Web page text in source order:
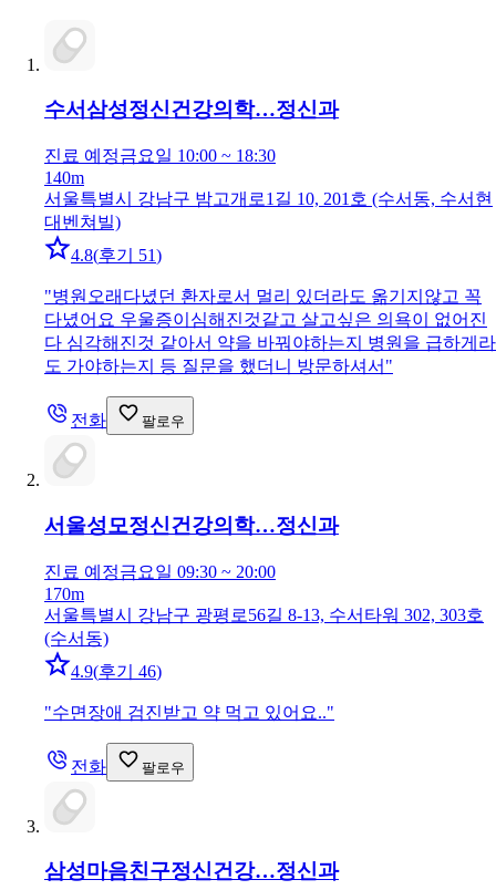
수서삼성정신건강의학…정신과
진료 예정금요일 10:00 ~ 18:30
140m
서울특별시 강남구 밤고개로1길 10, 201호 (수서동, 수서현
대벤쳐빌)
4.8(후기 51)
"병원오래다녔던 환자로서 멀리 있더라도 옮기지않고 꼭
다녔어요 우울증이심해진것같고 살고싶은 의욕이 없어진
다 심각해진것 같아서 약을 바꿔야하는지 병원을 급하게라
도 가야하는지 등 질문을 했더니 방문하셔서 "
전화 팔로우
서울성모정신건강의학…정신과
진료 예정금요일 09:30 ~ 20:00
170m
서울특별시 강남구 광평로56길 8-13, 수서타워 302, 303호
(수서동)
4.9(후기 46)
"수면장애 검진받고 약 먹고 있어요.."
전화 팔로우
삼성마음친구정신건강…정신과